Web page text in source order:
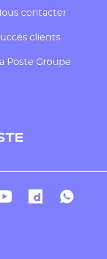
contacter
clients
Poste Groupe
de Docaposte
Threads deYoutube de
CompteCompte